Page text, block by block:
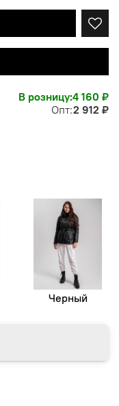
В розницу:4 160 ₽
Опт:2 912 ₽
Черный